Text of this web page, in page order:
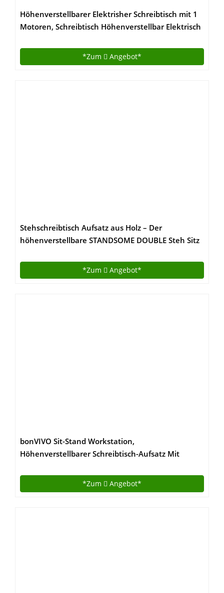
Höhenverstellbarer Elektrisher Schreibtisch mit 1
Motoren, Schreibtisch Höhenverstellbar Elektrisch
Stehschreibtisch Mit Speicher-Steuerung
*Zum Angebot*
Stehschreibtisch Aufsatz aus Holz – Der
höhenverstellbare STANDSOME DOUBLE Steh Sitz
*Zum Angebot*
bonVIVO Sit-Stand Workstation,
Höhenverstellbarer Schreibtisch-Aufsatz Mit
Aufsatz Für Bürotisch & Computertisch, Stehtisch
Schreibtisch Erhöhung, Schwarz
*Zum Angebot*